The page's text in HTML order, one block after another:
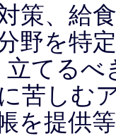
策、給
野を特
立てる
苦しむ
を提供